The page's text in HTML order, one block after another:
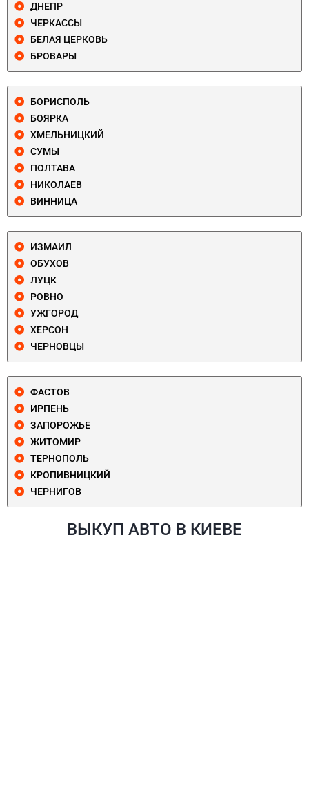
ДНЕПР
ЧЕРКАССЫ
БЕЛАЯ ЦЕРКОВЬ
БРОВАРЫ
БОРИСПОЛЬ
БОЯРКА
ХМЕЛЬНИЦКИЙ
СУМЫ
ПОЛТАВА
НИКОЛАЕВ
ВИННИЦА
ИЗМАИЛ
ОБУХОВ
ЛУЦК
РОВНО
УЖГОРОД
ХЕРСОН
ЧЕРНОВЦЫ
ФАСТОВ
ИРПЕНЬ
ЗАПОРОЖЬЕ
ЖИТОМИР
ТЕРНОПОЛЬ
КРОПИВНИЦКИЙ
ЧЕРНИГОВ
ВЫКУП АВТО В КИЕВЕ